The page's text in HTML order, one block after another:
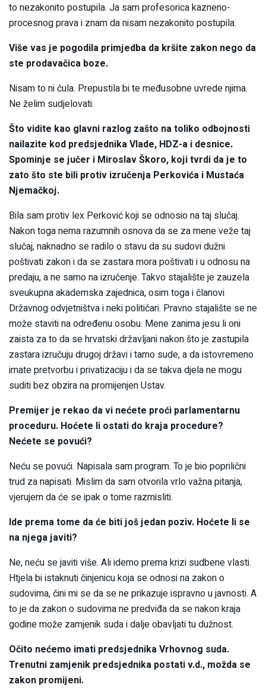
to nezakonito postupila. Ja sam profesorica kazneno-
procesnog prava i znam da nisam nezakonito postupila.
Više vas je pogodila primjedba da kršite zakon nego da
ste prodavačica boze.
Nisam to ni čula. Prepustila bi te međusobne uvrede njima.
Ne želim sudjelovati.
Što vidite kao glavni razlog zašto na toliko odbojnosti
nailazite kod predsjednika Vlade, HDZ-a i desnice.
Spominje se jučer i Miroslav Škoro, koji tvrdi da je to
zato što ste bili protiv izručenja Perkovića i Mustaća
Njemačkoj.
Bila sam protiv lex Perković koji se odnosio na taj slučaj.
Nakon toga nema razumnih osnova da se za mene veže taj
slučaj, naknadno se radilo o stavu da su sudovi dužni
poštivati zakon i da se zastara mora poštivati i u odnosu na
predaju, a ne samo na izručenje. Takvo stajalište je zauzela
sveukupna akademska zajednica, osim toga i članovi
Državnog odvjetništva i neki političari. Pravno stajalište se ne
može staviti na određenu osobu. Mene zanima jesu li oni
zaista za to da se hrvatski državljani nakon što je zastupila
zastara izručuju drugoj državi i tamo sude, a da istovremeno
imate pretvorbu i privatizaciju i da se takva djela ne mogu
suditi bez obzira na promijenjen Ustav.
Premijer je rekao da vi nećete proći parlamentarnu
proceduru. Hoćete li ostati do kraja procedure?
Nećete se povući?
Neću se povući. Napisala sam program. To je bio poprilični
trud za napisati. Mislim da sam otvorila vrlo važna pitanja,
vjerujem da će se ipak o tome razmisliti.
Ide prema tome da će biti još jedan poziv. Hoćete li se
na njega javiti?
Ne, neću se javiti više. Ali idemo prema krizi sudbene vlasti.
Htjela bi istaknuti činjenicu koja se odnosi na zakon o
sudovima, čini mi se da se ne prikazuje ispravno u javnosti. A
to je da zakon o sudovima ne predviđa da se nakon kraja
godine može zamjenik suda i dalje obavljati tu dužnost.
Očito nećemo imati predsjednika Vrhovnog suda.
Trenutni zamjenik predsjednika postati v.d., možda se
zakon promijeni.